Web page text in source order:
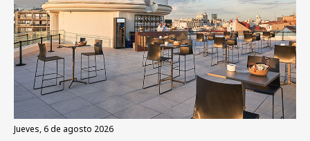
jueves, 6 de agosto 2026